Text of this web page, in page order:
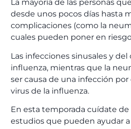
La mayoría de las personas
desde unos pocos días hasta
complicaciones (como la
cuales pueden poner en
Las infecciones sinusales y
influenza, mientras que la
ser causa de una infección
virus de la influenza.
En esta temporada cuídate
estudios que pueden ayudar